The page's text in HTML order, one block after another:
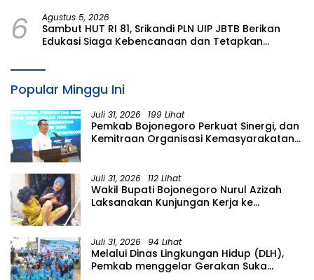
6 Agustus 5, 2026
Sambut HUT RI 81, Srikandi PLN UIP JBTB Berikan
Edukasi Siaga Kebencanaan dan Tetapkan
Kampung Aren Simacan Banyuwangi
Popular Minggu Ini
Juli 31, 2026 199 Lihat
Pemkab Bojonegoro Perkuat Sinergi, dan
Kemitraan Organisasi Kemasyarakatan
Juli 31, 2026 112 Lihat
Wakil Bupati Bojonegoro Nurul Azizah
Laksanakan Kunjungan Kerja ke
Juli 31, 2026 94 Lihat
Melalui Dinas Lingkungan Hidup (DLH),
Pemkab menggelar Gerakan Suka